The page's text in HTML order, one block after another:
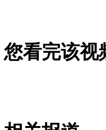
实拍驻港部队完成第15
您看完该视